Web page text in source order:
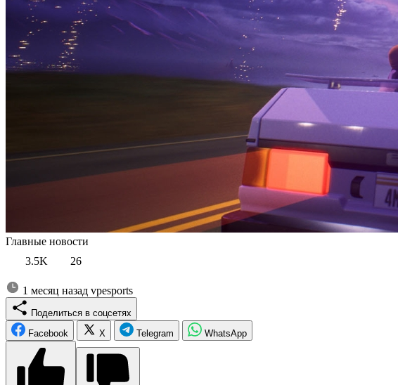
Главные новости
3.5K
26
1 месяц назад vpesports
Поделиться в соцсетях
Facebook
X Telegram WhatsApp